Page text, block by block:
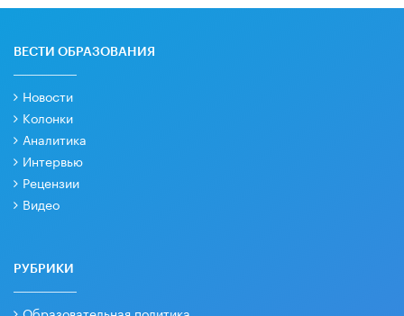
ВЕСТИ ОБРАЗОВАНИЯ
Новости
Колонки
Аналитика
Интервью
Рецензии
Видео
РУБРИКИ